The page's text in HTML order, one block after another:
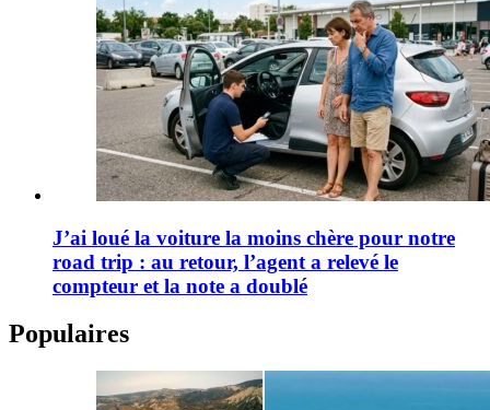
J’ai loué la voiture la moins chère pour notre
road trip : au retour, l’agent a relevé le
compteur et la note a doublé
Populaires